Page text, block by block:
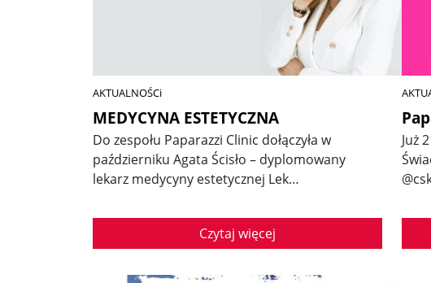
AKTUALNOŚCi
MEDYCYNA ESTETYCZNA
Do zespołu Paparazzi Clinic dołączyła w
październiku Agata Ścisło – dyplomowany
lekarz medycyny estetycznej Lek…
Czytaj więcej
Już